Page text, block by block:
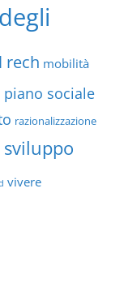
rech mobilità
piano sociale
razionalizzazione
sviluppo
vivere